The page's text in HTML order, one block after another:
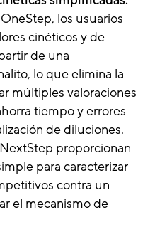
los usuarios
cinéticos y de
de una
lo que elimina la
múltiples valoraciones
tiempo y errores
de diluciones.
proporcionan
para caracterizar
contra un
el mecanismo de